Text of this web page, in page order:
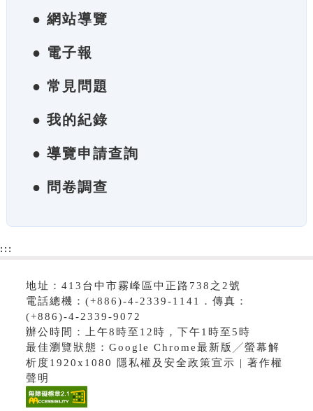
● 網站導覽
● 電子報
● 常見問題
● 我的紀錄
● 導覽申請查詢
● 問卷調查
:::
地址：413台中市霧峰區中正路738之2號
電話總機：(+886)-4-2339-1141．傳真：
(+886)-4-2339-9072
辦公時間：上午8時至12時，下午1時至5時
最佳瀏覽狀態：Google Chrome最新版╱螢幕解
析度1920x1080 隱私權及安全政策宣示 | 著作權
聲明